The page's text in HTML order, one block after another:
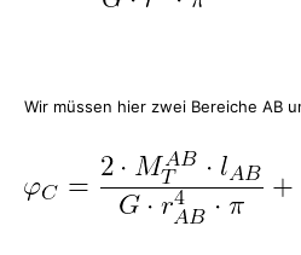
Wir müssen hier zwei Bereiche AB